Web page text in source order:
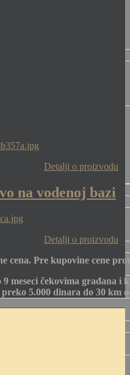
Detalji o proizvodu
na vodenoj bazi
Detalji o proizvodu
cena. Pre kupovine cene
meseci čekovima građana i
5.000 dinara do 30 km